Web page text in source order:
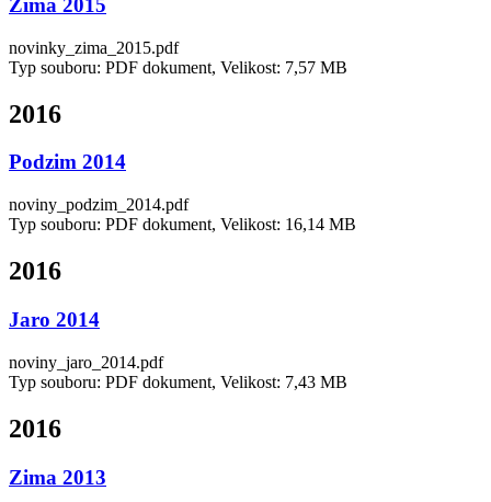
Zima 2015
novinky_zima_2015.pdf
Typ souboru: PDF dokument, Velikost: 7,57 MB
2016
Podzim 2014
noviny_podzim_2014.pdf
Typ souboru: PDF dokument, Velikost: 16,14 MB
2016
Jaro 2014
noviny_jaro_2014.pdf
Typ souboru: PDF dokument, Velikost: 7,43 MB
2016
Zima 2013